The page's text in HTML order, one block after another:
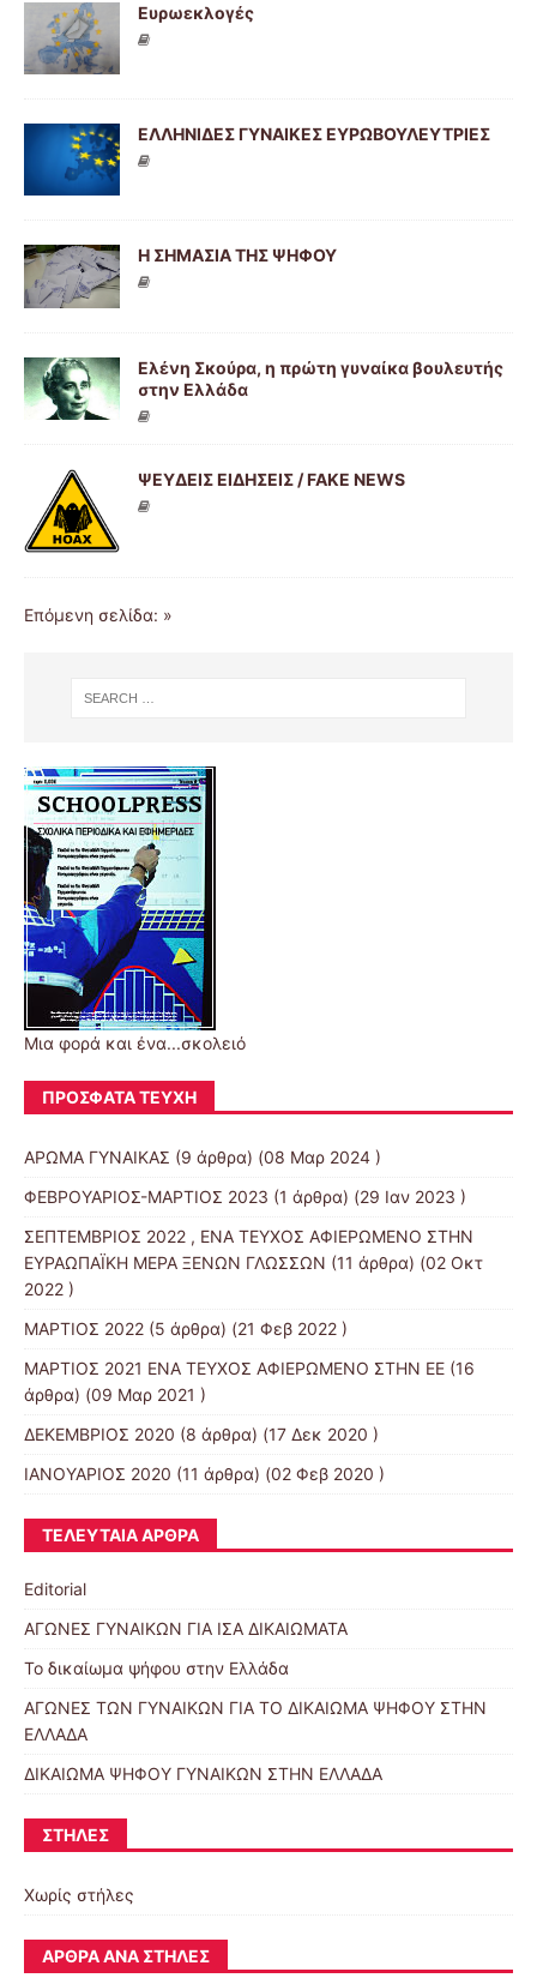
Ευρωεκλογές
ΕΛΛΗΝΙΔΕΣ ΓΥΝΑΙΚΕΣ ΕΥΡΩΒΟΥΛΕΥΤΡΙΕΣ
Η ΣΗΜΑΣΙΑ ΤΗΣ ΨΗΦΟΥ
Ελένη Σκούρα, η πρώτη γυναίκα βουλευτής
στην Ελλάδα
ΨΕΥΔΕΙΣ ΕΙΔΗΣΕΙΣ / FAKE NEWS
Επόμενη σελίδα: »
Μια φορά και ένα...σκολειό
ΠΡΌΣΦΑΤΑ ΤΕΎΧΗ
ΑΡΩΜΑ ΓΥΝΑΙΚΑΣ (9 άρθρα) (08 Μαρ 2024 )
ΦΕΒΡΟΥΑΡΙΟΣ-ΜΑΡΤΙΟΣ 2023 (1 άρθρα) (29 Ιαν 2023 )
ΣΕΠΤΕΜΒΡΙΟΣ 2022 , ΕΝΑ ΤΕΥΧΟΣ ΑΦΙΕΡΩΜΕΝΟ ΣΤΗΝ
ΕΥΡΑΩΠΑΪΚΗ ΜΕΡΑ ΞΕΝΩΝ ΓΛΩΣΣΩΝ (11 άρθρα) (02 Οκτ
2022 )
ΜΑΡΤΙΟΣ 2022 (5 άρθρα) (21 Φεβ 2022 )
ΜΑΡΤΙΟΣ 2021 ΕΝΑ ΤΕΥΧΟΣ ΑΦΙΕΡΩΜΕΝΟ ΣΤΗΝ ΕΕ (16
άρθρα) (09 Μαρ 2021 )
ΔΕΚΕΜΒΡΙΟΣ 2020 (8 άρθρα) (17 Δεκ 2020 )
ΙΑΝΟΥΑΡΙΟΣ 2020 (11 άρθρα) (02 Φεβ 2020 )
ΤΕΛΕΥΤΑΊΑ ΆΡΘΡΑ
Editorial
ΑΓΩΝΕΣ ΓΥΝΑΙΚΩΝ ΓΙΑ ΙΣΑ ΔΙΚΑΙΩΜΑΤΑ
Το δικαίωμα ψήφου στην Ελλάδα
ΑΓΩΝΕΣ ΤΩΝ ΓΥΝΑΙΚΩΝ ΓΙΑ ΤΟ ΔΙΚΑΙΩΜΑ ΨΗΦΟΥ ΣΤΗΝ
ΕΛΛΑΔΑ
ΔΙΚΑΙΩΜΑ ΨΗΦΟΥ ΓΥΝΑΙΚΩΝ ΣΤΗΝ ΕΛΛΑΔΑ
ΣΤΉΛΕΣ
Χωρίς στήλες
ΆΡΘΡΑ ΑΝΆ ΣΤΉΛΕΣ